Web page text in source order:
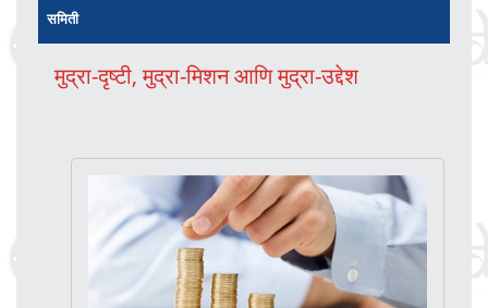
समिती
मुद्रा-दृष्टी, मुद्रा-मिशन आणि मुद्रा-उद्देश